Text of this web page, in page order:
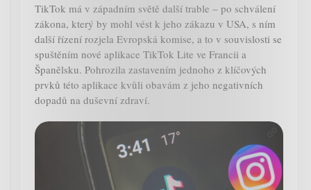
TikTok má v západním světě další trable – po schválení
zákona, který by mohl vést k jeho zákazu v USA, s ním
další řízení rozjela Evropská komise, a to v souvislosti se
spuštěním nové aplikace TikTok Lite ve Francii a
Španělsku. Pohrozila zastavením jednoho z klíčových
prvků této aplikace kvůli obavám z jeho negativních
dopadů na duševní zdraví.